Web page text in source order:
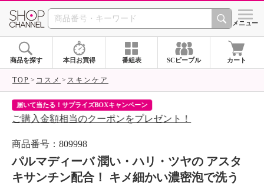
SHOP CHANNEL シメニュー
商品を探す 本日お買得 番組表 SCピープル カート
TOP コスメ スキンケア
届いて当たる！サプライズBOXキャンペーン
ご購入金額相当のクーポンをプレゼント！
商品番号：809998
パルマディーバ 潤い・ハリ・ツヤの アスタ
キサンチン配合！ キメ細かい濃密泡で洗う